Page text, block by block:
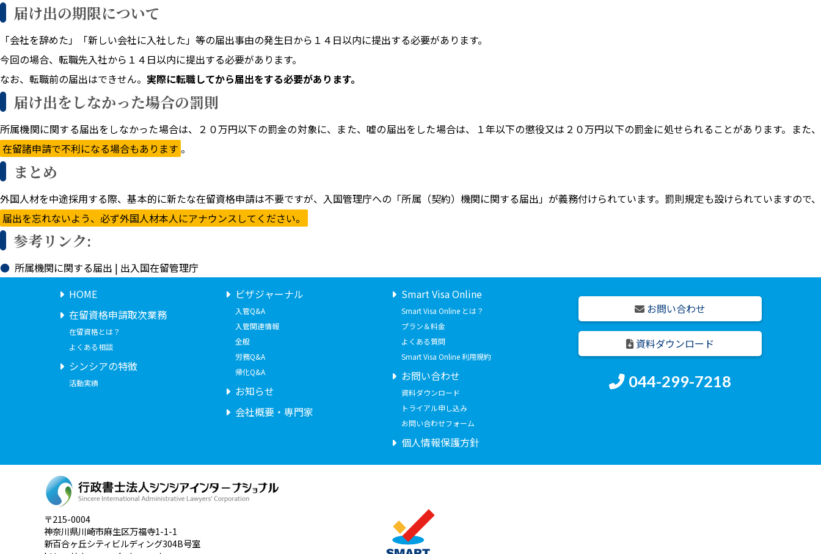
届け出の期限について
「会社を辞めた」「新しい会社に入社した」等の届出事由の発生日から１４日以内に提出する必要があります。
今回の場合、転職先入社から１４日以内に提出する必要があります。
なお、転職前の届出はできせん。 実際に転職してから届出をする必要があります。
届け出をしなかった場合の罰則
所属機関に関する届出をしなかった場合は、２０万円以下の罰金の対象に、また、嘘の届出をした場合は、１年以下の懲役又は２０万円以下の罰金に処せられることがあります。また、
在留諸申請で不利になる場合もあります 。
まとめ
外国人材を中途採用する際、基本的に新たな在留資格申請は不要ですが、入国管理庁への「所属（契約）機関に関する届出」が義務付けられています。罰則規定も設けられていますので、
届出を忘れないよう、必ず外国人材本人にアナウンスしてください。
参考リンク:
所属機関に関する届出 | 出入国在留管理庁
HOME
在留資格申請取次業務
在留資格とは？
よくある相談
シンシアの特徴
活動実績
ビザジャーナル
入管Q&A
入管関連情報
全般
労務Q&A
帰化Q&A
お知らせ
会社概要・専門家
Smart Visa Online
Smart Visa Online とは？
プラン＆料金
よくある質問
Smart Visa Online 利用規約
お問い合わせ
資料ダウンロード
トライアル申し込み
お問い合わせフォーム
個人情報保護方針
お問い合わせ
資料ダウンロード
044-299-7218
〒215-0004
神奈川県川崎市麻生区万福寺1-1-1
新百合ヶ丘シティビルディング304B号室